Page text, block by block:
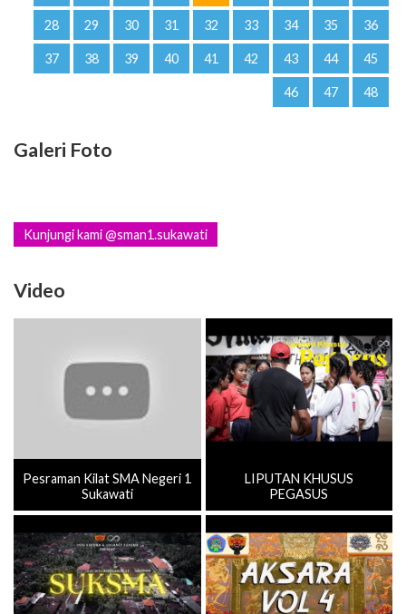
28 29 30 31 32 33 34 35 36
37 38 39 40 41 42 43 44 45
46 47 48
Galeri Foto
Kunjungi kami @sman1.sukawati
Video
Pesraman Kilat SMA Negeri 1
Sukawati
LIPUTAN KHUSUS
PEGASUS